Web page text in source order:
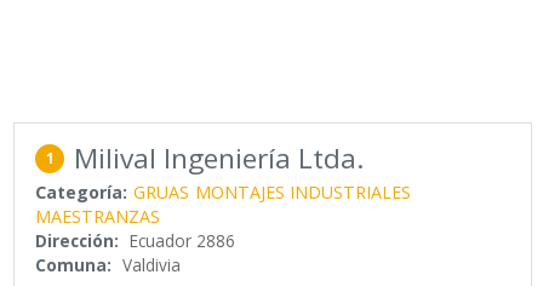
1 Milival Ingeniería Ltda.
Categoría: GRUAS MONTAJES INDUSTRIALES
MAESTRANZAS
Dirección: Ecuador 2886
Comuna: Valdivia